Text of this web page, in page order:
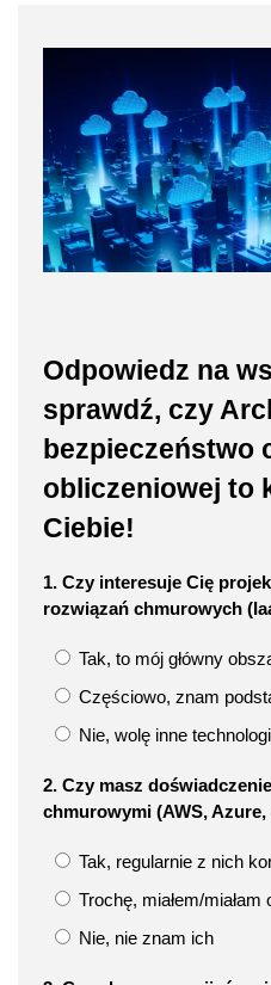
Odpowiedz na
sprawdź, czy
bezpieczeństwo
obliczeniowej to
Ciebie!
1. Czy interesuje Cię
rozwiązań chmurowych
Tak, to mój główny
Częściowo, znam
Nie, wolę inne
2. Czy masz
chmurowymi (AWS, Azure,
Tak, regularnie z nich
Trochę, miałem/miałam
Nie, nie znam ich